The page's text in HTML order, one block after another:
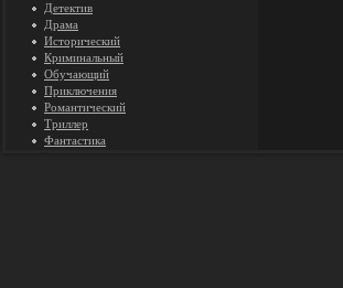
Детектив
Драма
Исторический
Криминальный
Обучающий
Приключения
Романтический
Триллер
Фантастика